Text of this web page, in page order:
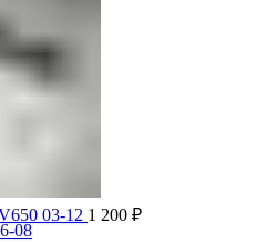
98-02
08
97-01
08
03-12 1 200 ₽